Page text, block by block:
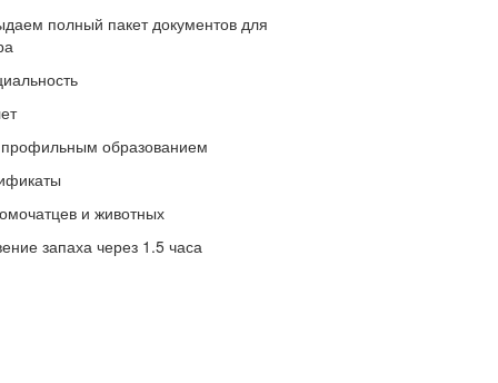
полный пакет документов для
образованием
и животных
запаха через 1.5 часа